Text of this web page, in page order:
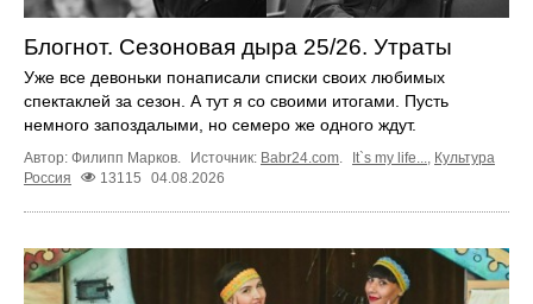
Блогнот. Сезоновая дыра 25/26. Утраты
Уже все девоньки понаписали списки своих любимых
спектаклей за сезон. А тут я со своими итогами. Пусть
немного запоздалыми, но семеро же одного ждут.
Автор: Филипп Марков. Источник: Babr24.com. It`s my life..., Культура
Россия
13115 04.08.2026